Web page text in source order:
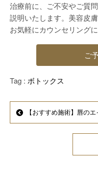
治療前に、ご不安やご質
説明いたします。美容皮
お気軽にカウンセリング
ご
Tag : ボトックス
【おすすめ施術】唇の